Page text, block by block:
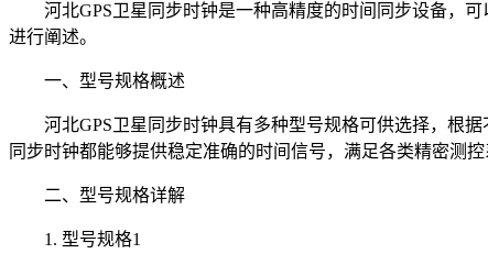
河北GPS卫星同步时钟是一种高精度的时间同步设备，可
进行阐述。
一、型号规格概述
河北GPS卫星同步时钟具有多种型号规格可供选择，根据
同步时钟都能够提供稳定准确的时间信号，满足各类精密测
二、型号规格详解
1. 型号规格1